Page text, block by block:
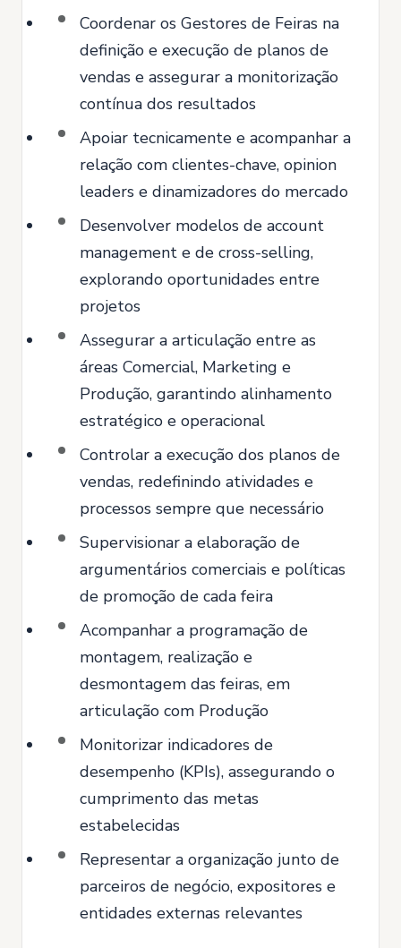
Coordenar os Gestores de Feiras na
definição e execução de planos de
vendas e assegurar a monitorização
contínua dos resultados
Apoiar tecnicamente e acompanhar a
relação com clientes-chave, opinion
leaders e dinamizadores do mercado
Desenvolver modelos de account
management e de cross-selling,
explorando oportunidades entre
projetos
Assegurar a articulação entre as
áreas Comercial, Marketing e
Produção, garantindo alinhamento
estratégico e operacional
Controlar a execução dos planos de
vendas, redefinindo atividades e
processos sempre que necessário
Supervisionar a elaboração de
argumentários comerciais e políticas
de promoção de cada feira
Acompanhar a programação de
montagem, realização e
desmontagem das feiras, em
articulação com Produção
Monitorizar indicadores de
desempenho (KPIs), assegurando o
cumprimento das metas
estabelecidas
Representar a organização junto de
parceiros de negócio, expositores e
entidades externas relevantes